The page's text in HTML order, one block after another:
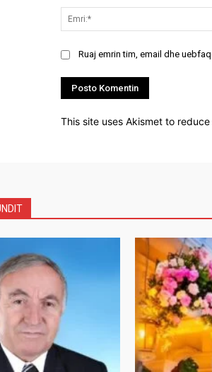
Ruaj emrin tim, email dhe
This site uses Akismet to reduce